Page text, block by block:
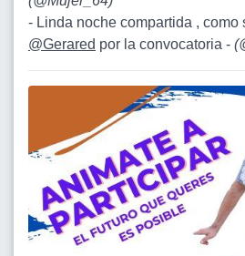
- Linda noche compartida , como
@Gerared por la convocatoria - (